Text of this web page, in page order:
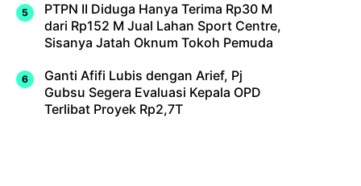
PTPN II Diduga Hanya Terima Rp30 M
dari Rp152 M Jual Lahan Sport Centre,
Sisanya Jatah Oknum Tokoh Pemuda
Ganti Afifi Lubis dengan Arief, Pj
Gubsu Segera Evaluasi Kepala OPD
Terlibat Proyek Rp2,7T